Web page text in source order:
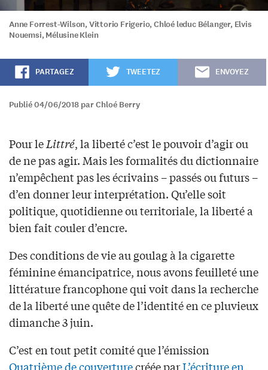
Anne Forrest-Wilson, Vittorio Frigerio, Chloé leduc Bélanger, Elvis
Nouemsi, Mélusine Klein
PARTAGEZ TWEETEZ ENVOYEZ
Publié 04/06/2018 par Chloé Berry
Pour leLittré, la liberté c’est le pouvoir d’agir ou
de ne pas agir. Mais les formalités du dictionnaire
n’empêchent pas les écrivains – passés ou futurs –
d’en donner leur interprétation. Qu’elle soit
politique, quotidienne ou territoriale, la liberté a
bien fait couler d’encre.
Des conditions de vie au goulag à la cigarette
féminine émancipatrice, nous avons feuilleté une
littérature francophone qui voit dans la recherche
de la liberté une quête de l’identité en ce pluvieux
dimanche 3 juin.
C’est en tout petit comité que l’émission
Quatrième de couverturecréée parL’écriture en